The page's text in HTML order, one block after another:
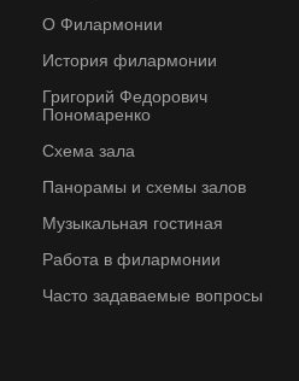
О Филармонии
История филармонии
Григорий Федорович
Пономаренко
Схема зала
Панорамы и схемы залов
Музыкальная гостиная
Работа в филармонии
Часто задаваемые вопросы